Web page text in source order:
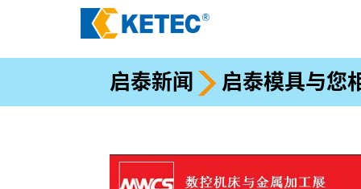
启泰新闻 启泰模具与您